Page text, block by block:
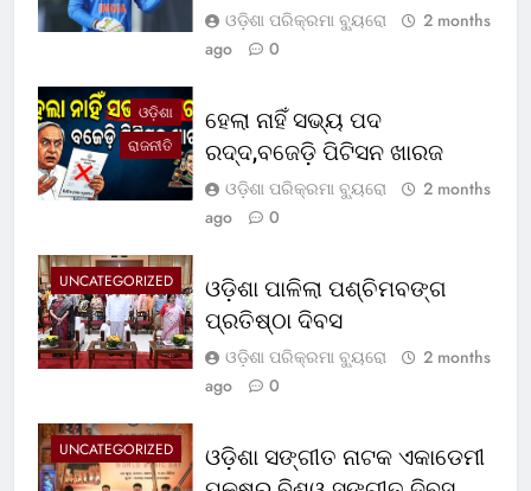
ଓଡ଼ିଶା ପରିକ୍ରମା ବ୍ୟୁରୋ
2 months
ago
0
ଓଡ଼ିଶା
ରାଜନୀତି
ହେଲା ନାହିଁ ସଭ୍ୟ ପଦ
ରଦ୍ଦ,ବଜେଡ଼ି ପିଟିସନ ଖାରଜ
ଓଡ଼ିଶା ପରିକ୍ରମା ବ୍ୟୁରୋ
2 months
ago
0
UNCATEGORIZED
ଓଡ଼ିଶା ପାଳିଲା ପଶ୍ଚିମବଙ୍ଗ
ପ୍ରତିଷ୍ଠା ଦିବସ
ଓଡ଼ିଶା ପରିକ୍ରମା ବ୍ୟୁରୋ
2 months
ago
0
UNCATEGORIZED
ଓଡ଼ିଶା ସଙ୍ଗୀତ ନାଟକ ଏକାଡେମୀ